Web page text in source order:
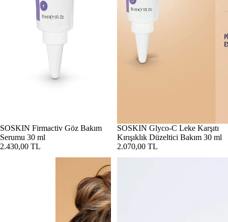
SOSKIN Firmactiv Göz Bakım
Serumu 30 ml
2.430,00 TL
SOSKIN Glyco-C Leke Karşıtı
Kırışıklık Düzeltici Bakım 30 ml
2.070,00 TL